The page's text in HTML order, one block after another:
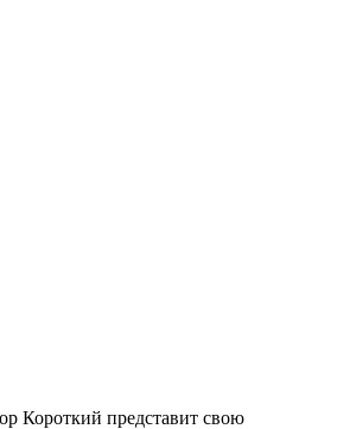
Короткий представит свою